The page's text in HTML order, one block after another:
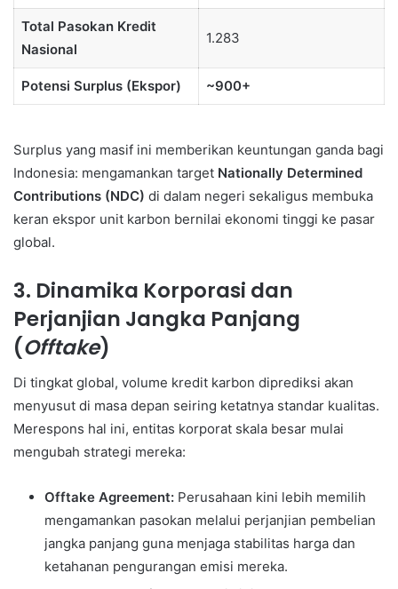
Total Pasokan Kredit
Nasional
1.283
Potensi Surplus (Ekspor) ~900+
Surplus yang masif ini memberikan keuntungan ganda bagi
Indonesia: mengamankan target Nationally Determined
Contributions (NDC) di dalam negeri sekaligus membuka
keran ekspor unit karbon bernilai ekonomi tinggi ke pasar
global.
3. Dinamika Korporasi dan
Perjanjian Jangka Panjang
(Offtake)
Di tingkat global, volume kredit karbon diprediksi akan
menyusut di masa depan seiring ketatnya standar kualitas.
Merespons hal ini, entitas korporat skala besar mulai
mengubah strategi mereka:
Offtake Agreement: Perusahaan kini lebih memilih
mengamankan pasokan melalui perjanjian pembelian
jangka panjang guna menjaga stabilitas harga dan
ketahanan pengurangan emisi mereka.